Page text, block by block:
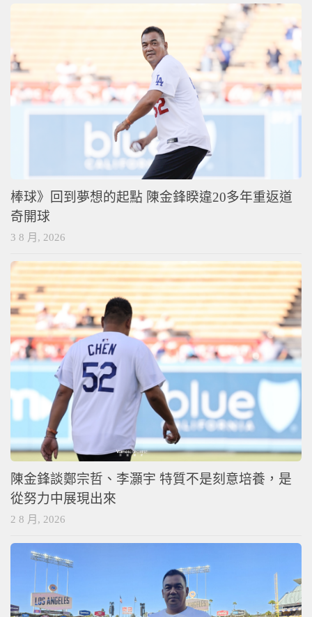
棒球》回到夢想的起點 陳金鋒睽違20多年重返道
奇開球
3 8 月, 2026
陳金鋒談鄭宗哲、李灝宇 特質不是刻意培養，是
從努力中展現出來
2 8 月, 2026